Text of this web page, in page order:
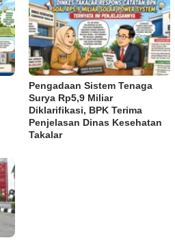
Pengadaan Sistem Tenaga
Surya Rp5,9 Miliar
Diklarifikasi, BPK Terima
Penjelasan Dinas Kesehatan
Takalar